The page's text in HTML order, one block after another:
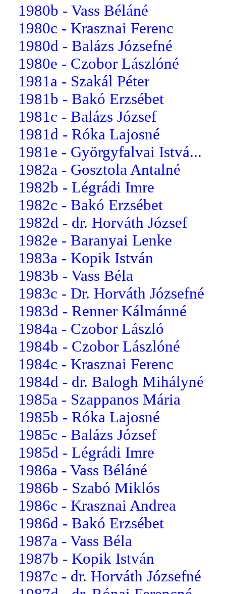
1980b - Vass Béláné
1980c - Krasznai Ferenc
1980d - Balázs Józsefné
1980e - Czobor Lászlóné
1981a - Szakál Péter
1981b - Bakó Erzsébet
1981c - Balázs József
1981d - Róka Lajosné
1981e - Györgyfalvai Istvá...
1982a - Gosztola Antalné
1982b - Légrádi Imre
1982c - Bakó Erzsébet
1982d - dr. Horváth József
1982e - Baranyai Lenke
1983a - Kopik István
1983b - Vass Béla
1983c - Dr. Horváth Józsefné
1983d - Renner Kálmánné
1984a - Czobor László
1984b - Czobor Lászlóné
1984c - Krasznai Ferenc
1984d - dr. Balogh Mihályné
1985a - Szappanos Mária
1985b - Róka Lajosné
1985c - Balázs József
1985d - Légrádi Imre
1986a - Vass Béláné
1986b - Szabó Miklós
1986c - Krasznai Andrea
1986d - Bakó Erzsébet
1987a - Vass Béla
1987b - Kopik István
1987c - dr. Horváth Józsefné